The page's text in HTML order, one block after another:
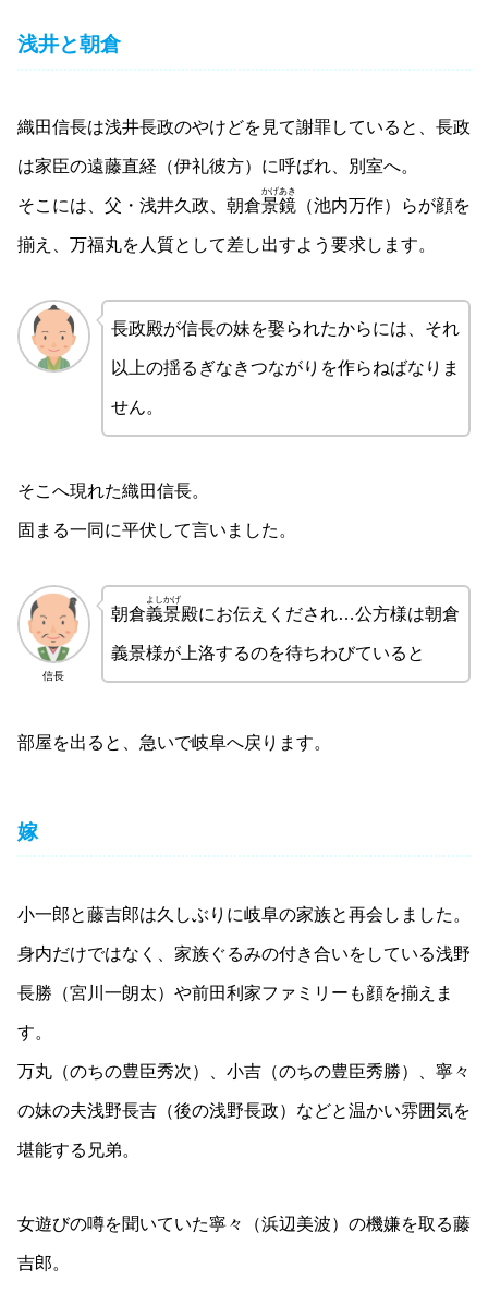
浅井と朝倉
織田信長は浅井長政のやけどを見て謝罪していると、長政
は家臣の遠藤直経（伊礼彼方）に呼ばれ、別室へ。
そこには、父・浅井久政、朝倉景鏡
かげあき
（池内万作）らが顔を
揃え、万福丸を人質として差し出すよう要求します。
長政殿が信長の妹を娶られたからには、それ
以上の揺るぎなきつながりを作らねばなりま
せん。
そこへ現れた織田信長。
固まる一同に平伏して言いました。
信長
朝倉義景
よしかげ
殿にお伝えくだされ…公方様は朝倉
義景様が上洛するのを待ちわびていると
部屋を出ると、急いで岐阜へ戻ります。
嫁
小一郎と藤吉郎は久しぶりに岐阜の家族と再会しました。
身内だけではなく、家族ぐるみの付き合いをしている浅野
長勝（宮川一朗太）や前田利家ファミリーも顔を揃えま
す。
万丸（のちの豊臣秀次）、小吉（のちの豊臣秀勝）、寧々
の妹の夫浅野長吉（後の浅野長政）などと温かい雰囲気を
堪能する兄弟。
女遊びの噂を聞いていた寧々（浜辺美波）の機嫌を取る藤
吉郎。